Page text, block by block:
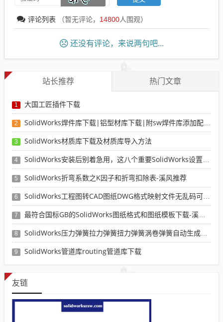
评论列表 （暂无评论， 14800人围观）
还没有评论，来说两句吧...
站长推荐 热门文章
1 大国工匠插件下载
2 SolidWorks焊件库下载|铝型材库下载|附sw焊件库添加配置使用教程
3 SolidWorks材质库下载及材质库导入方法
4 SolidWorks安装后别着急用，这八个重要SolidWorks设置可以提高你的画图效率
5 SolidWorks折弯系数之K因子和折弯扣除表-溪风推荐
6 SolidWorks工程图转CAD图纸DWG格式映射文件无乱码可分层-溪风亲测推荐
7 最符合国标GB的SolidWorks图纸格式和图纸模板下载-溪风专用版
8 SolidWorks压力弹簧拉力弹簧扭力弹簧涡卷弹簧自动生成宏程序下载
9 SolidWorks管道库routing管道库下载
友链